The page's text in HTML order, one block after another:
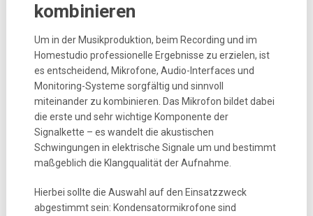
kombinieren
Um in der Musikproduktion, beim Recording und im
Homestudio professionelle Ergebnisse zu erzielen, ist
es entscheidend, Mikrofone, Audio-Interfaces und
Monitoring-Systeme sorgfältig und sinnvoll
miteinander zu kombinieren. Das Mikrofon bildet dabei
die erste und sehr wichtige Komponente der
Signalkette – es wandelt die akustischen
Schwingungen in elektrische Signale um und bestimmt
maßgeblich die Klangqualität der Aufnahme.
Hierbei sollte die Auswahl auf den Einsatzzweck
abgestimmt sein: Kondensatormikrofone sind